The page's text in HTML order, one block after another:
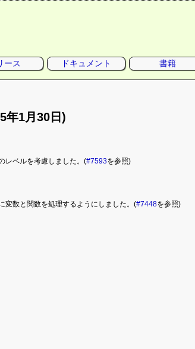
ース ドキュメント 書籍
年1月30日)
レベルを考慮しました。(#7593を参照)
変数と関数を処理するようにしました。(#7448を参照)